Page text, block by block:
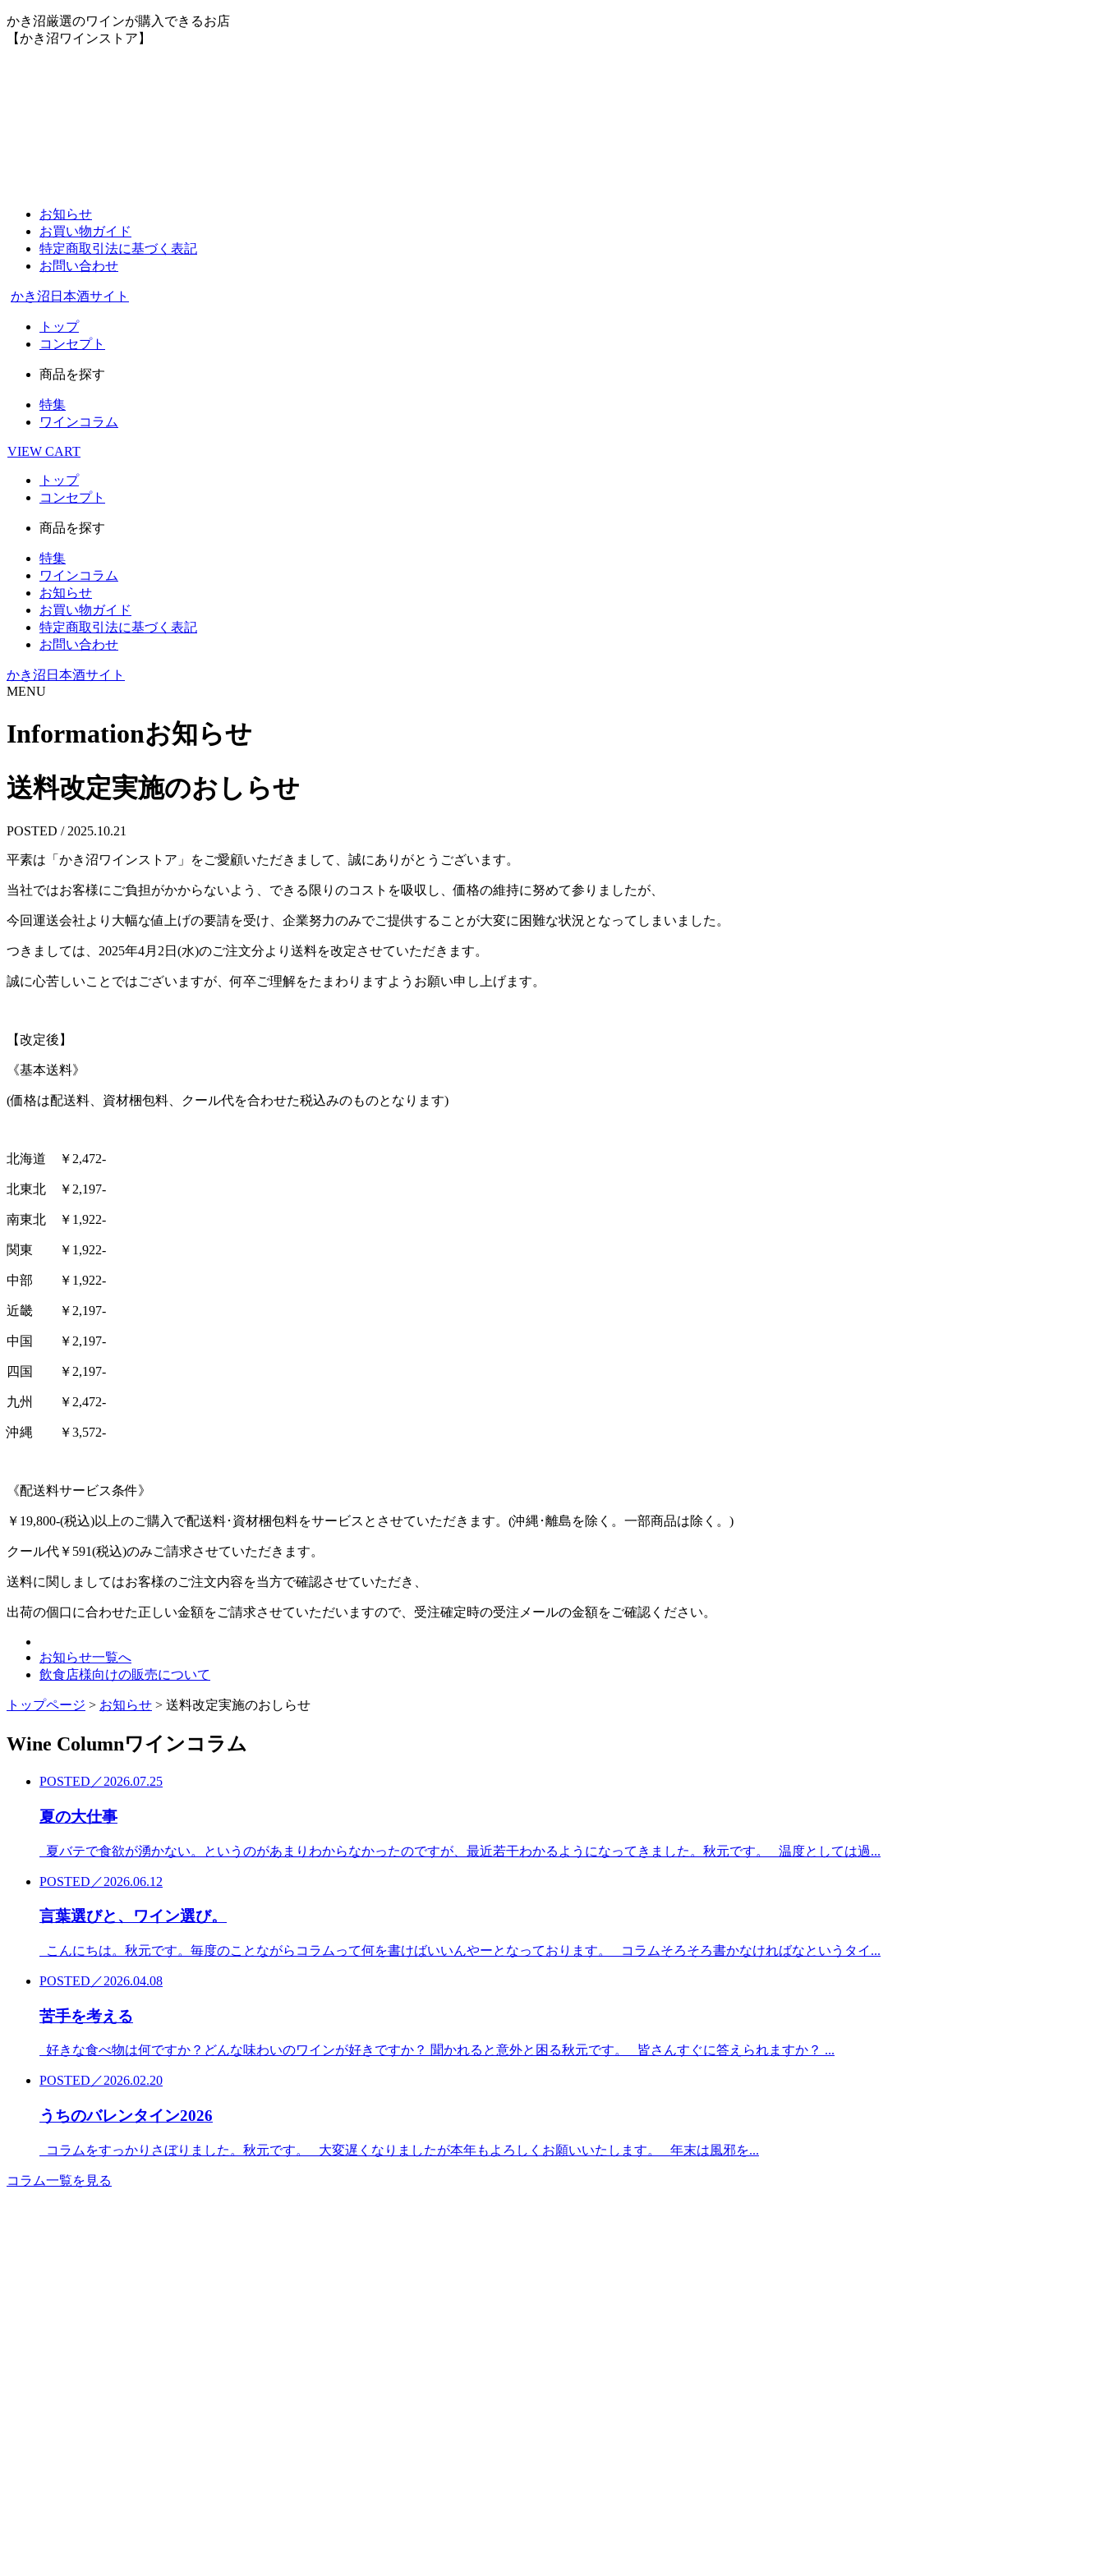
かき沼厳選のワインが購入できるお店
【かき沼ワインストア】
お知らせ
お買い物ガイド
特定商取引法に基づく表記
お問い合わせ
かき沼日本酒サイト
トップ
コンセプト
商品を探す
特集
ワインコラム
VIEW CART
トップ
コンセプト
商品を探す
特集
ワインコラム
お知らせ
お買い物ガイド
特定商取引法に基づく表記
お問い合わせ
かき沼日本酒サイト
MENU
Informationお知らせ
送料改定実施のおしらせ
POSTED / 2025.10.21
平素は「かき沼ワインストア」をご愛顧いただきまして、誠にありがとうございます。
当社ではお客様にご負担がかからないよう、できる限りのコストを吸収し、価格の維持に努めて参りましたが、
今回運送会社より大幅な値上げの要請を受け、企業努力のみでご提供することが大変に困難な状況となってしまいました。
つきましては、2025年4月2日(水)のご注文分より送料を改定させていただきます。
誠に心苦しいことではございますが、何卒ご理解をたまわりますようお願い申し上げます。
【改定後】
《基本送料》
(価格は配送料、資材梱包料、クール代を合わせた税込みのものとなります)
北海道 ￥2,472-
北東北 ￥2,197-
南東北 ￥1,922-
関東 ￥1,922-
中部 ￥1,922-
近畿 ￥2,197-
中国 ￥2,197-
四国 ￥2,197-
九州 ￥2,472-
沖縄 ￥3,572-
《配送料サービス条件》
￥19,800-(税込)以上のご購入で配送料･資材梱包料をサービスとさせていただきます。(沖縄･離島を除く。一部商品は除く。)
クール代￥591(税込)のみご請求させていただきます。
送料に関しましてはお客様のご注文内容を当方で確認させていただき、
出荷の個口に合わせた正しい金額をご請求させていただいますので、受注確定時の受注メールの金額をご確認ください。
お知らせ一覧へ
飲食店様向けの販売について
トップページ > お知らせ > 送料改定実施のおしらせ
Wine Columnワインコラム
POSTED／2026.07.25
夏の大仕事
夏バテで食欲が湧かない。というのがあまりわからなかったのですが、最近若干わかるようになってきました。秋元です。 温度としては過...
POSTED／2026.06.12
言葉選びと、ワイン選び。
こんにちは。秋元です。毎度のことながらコラムって何を書けばいいんやーとなっております。 コラムそろそろ書かなければなというタイ...
POSTED／2026.04.08
苦手を考える
好きな食べ物は何ですか？どんな味わいのワインが好きですか？ 聞かれると意外と困る秋元です。 皆さんすぐに答えられますか？ ...
POSTED／2026.02.20
うちのバレンタイン2026
コラムをすっかりさぼりました。秋元です。 大変遅くなりましたが本年もよろしくお願いいたします。 年末は風邪を...
コラム一覧を見る